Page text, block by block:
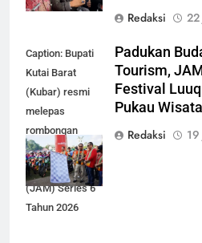
Redaksi
Caption: Bupati
Kutai Barat
(Kubar) resmi
melepas
rombongan
peserta Jelajah
Alam Melapeh
(JAM) Series 6
Tahun 2026
Padukan
Tourism,
Festival
Pukau
Redaksi